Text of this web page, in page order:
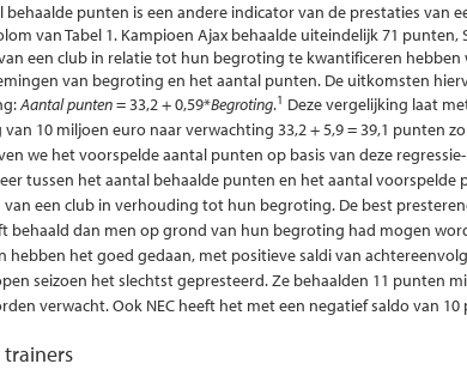
behaalde punten is een andere indicator van de prestaties van
van Tabel 1. Kampioen Ajax behaalde uiteindelijk 71 punten,
een club in relatie tot hun begroting te kwantificeren
van begroting en het aantal punten. De uitkomsten
Aantal punten= 33,2 + 0,59*Begroting.1 Deze vergelijking laat
10 miljoen euro naar verwachting 33,2 + 5,9 = 39,1 punten
we het voorspelde aantal punten op basis van deze
tussen het aantal behaalde punten en het aantal voorspelde
van een club in verhouding tot hun begroting. De best
behaald dan men op grond van hun begroting had mogen
hebben het goed gedaan, met positieve saldi van
seizoen het slechtst gepresteerd. Ze behaalden 11 punten
verwacht. Ook NEC heeft het met een negatief saldo van